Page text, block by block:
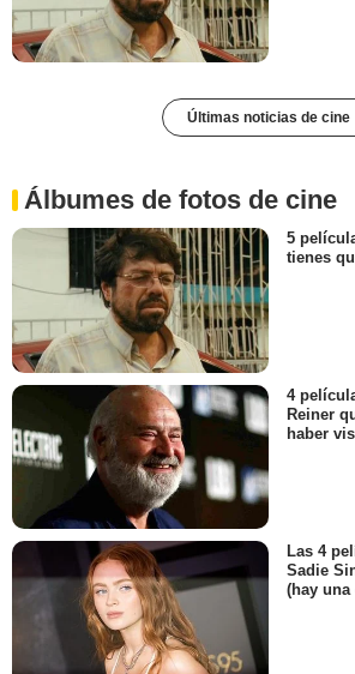
Últimas noticias de cine
Álbumes de fotos de cine
5
tienes
4
Reiner
haber
Las 4
Sadie
(hay